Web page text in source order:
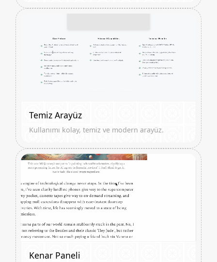
Temiz Arayüz
Kullanımı kolay, temiz ve modern arayüz.
Kenar Paneli